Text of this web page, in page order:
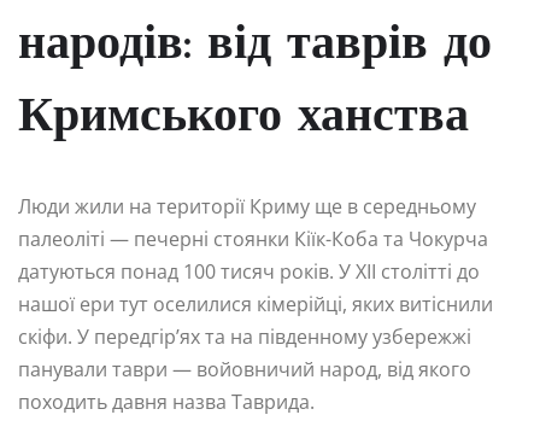
народів: від таврів до
Кримського ханства
Люди жили на території Криму ще в середньому
палеоліті — печерні стоянки Кіїк-Коба та Чокурча
датуються понад 100 тисяч років. У XII столітті до
нашої ери тут оселилися кімерійці, яких витіснили
скіфи. У передгір’ях та на південному узбережжі
панували таври — войовничий народ, від якого
походить давня назва Таврида.